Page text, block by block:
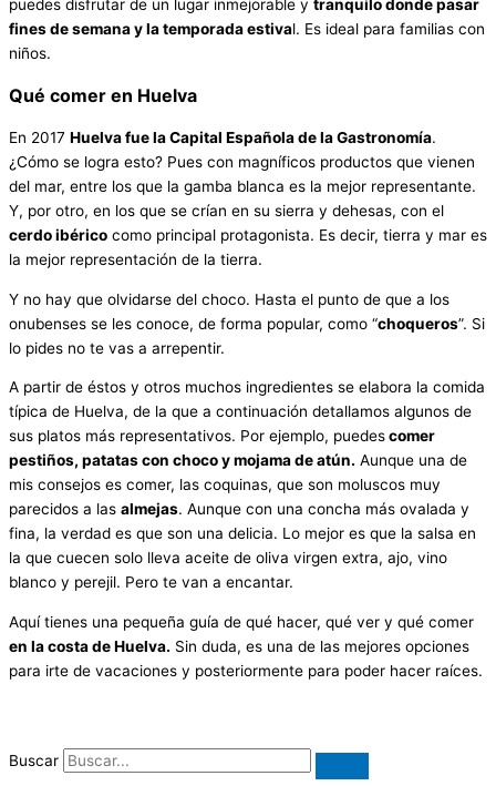
puedes disfrutar de un lugar inmejorable y tranquilo donde pasar
fines de semana y la temporada estival. Es ideal para familias con
niños.
Qué comer en Huelva
En 2017 Huelva fue la Capital Española de la Gastronomía.
¿Cómo se logra esto? Pues con magníficos productos que vienen
del mar, entre los que la gamba blanca es la mejor representante.
Y, por otro, en los que se crían en su sierra y dehesas, con el
cerdo ibérico como principal protagonista. Es decir, tierra y mar es
la mejor representación de la tierra.
Y no hay que olvidarse del choco. Hasta el punto de que a los
onubenses se les conoce, de forma popular, como “choqueros”. Si
lo pides no te vas a arrepentir.
A partir de éstos y otros muchos ingredientes se elabora la comida
típica de Huelva, de la que a continuación detallamos algunos de
sus platos más representativos. Por ejemplo, puedescomer
pestiños, patatas con choco y mojama de atún. Aunque una de
mis consejos es comer, las coquinas, que son moluscos muy
parecidos a las almejas. Aunque con una concha más ovalada y
fina, la verdad es que son una delicia. Lo mejor es que la salsa en
la que cuecen solo lleva aceite de oliva virgen extra, ajo, vino
blanco y perejil. Pero te van a encantar.
Aquí tienes una pequeña guía de qué hacer, qué ver y qué comer
en la costa de Huelva. Sin duda, es una de las mejores opciones
para irte de vacaciones y posteriormente para poder hacer raíces.
Buscar